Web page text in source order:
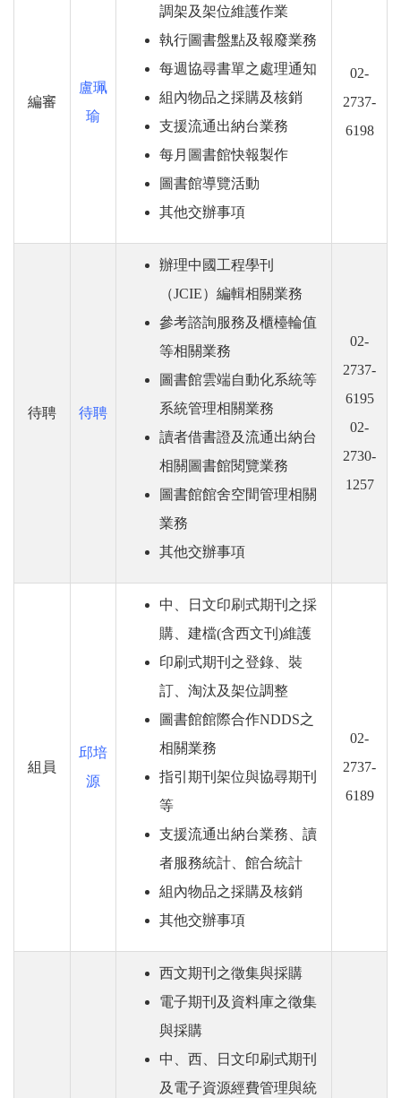
編審
盧珮
瑜
調架及架位維護作業
執行圖書盤點及報廢業務
每週協尋書單之處理通知
組內物品之採購及核銷
支援流通出納台業務
每月圖書館快報製作
圖書館導覽活動
其他交辦事項
02-
2737-
6198
待聘 待聘
辦理中國工程學刊
（JCIE）編輯相關業務
參考諮詢服務及櫃檯輪值
等相關業務
圖書館雲端自動化系統等
系統管理相關業務
讀者借書證及流通出納台
相關圖書館閱覽業務
圖書館館舍空間管理相關
業務
其他交辦事項
02-
2737-
6195
02-
2730-
1257
組員
邱培
源
中、日文印刷式期刊之採
購、建檔(含西文刊)維護
印刷式期刊之登錄、裝
訂、淘汰及架位調整
圖書館館際合作NDDS之
相關業務
指引期刊架位與協尋期刊
等
支援流通出納台業務、讀
者服務統計、館合統計
組內物品之採購及核銷
其他交辦事項
02-
2737-
6189
西文期刊之徵集與採購
電子期刊及資料庫之徵集
與採購
中、西、日文印刷式期刊
及電子資源經費管理與統